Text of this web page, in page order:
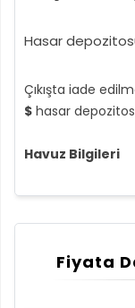
Hasar
Çıkışta iade
$ hasar
Havuz Bilgileri
Fiyata